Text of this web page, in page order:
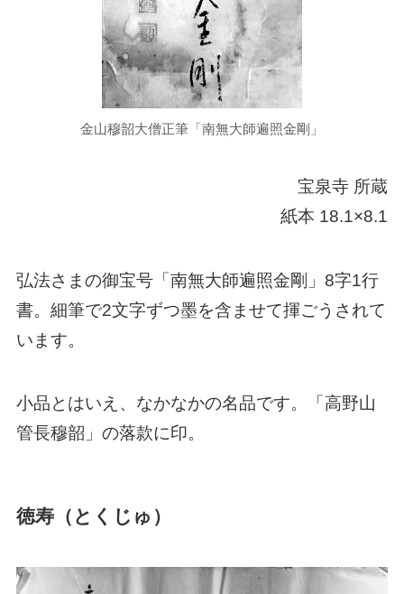
金山穆韶大僧正筆「南無大師遍照金剛」
宝泉寺 所蔵
紙本 18.1×8.1
弘法さまの御宝号「南無大師遍照金剛」8字1行
書。細筆で2文字ずつ墨を含ませて揮ごうされて
います。
小品とはいえ、なかなかの名品です。「高野山
管長穆韶」の落款に印。
徳寿（とくじゅ）